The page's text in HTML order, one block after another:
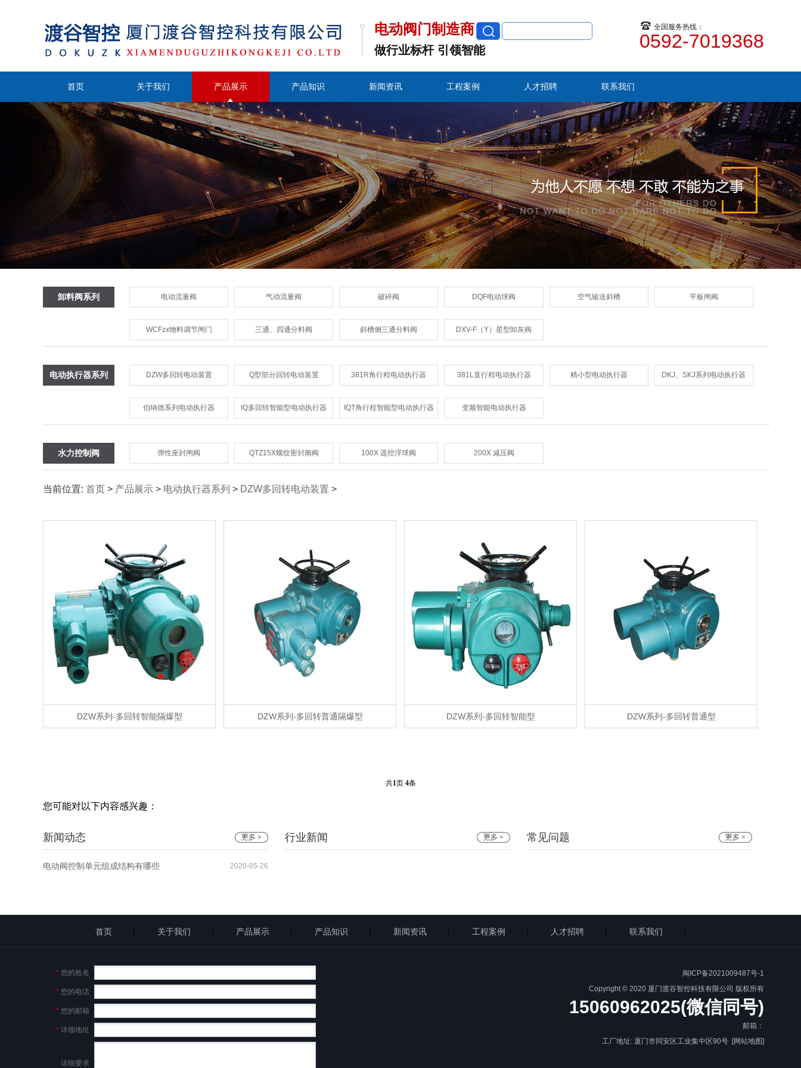
电动阀门制造商
做行业标杆 引领智能
全国服务热线：
0592-7019368
首页 关于我们 产品展示 产品知识 新闻资讯 工程案例 人才招聘 联系我们
卸料阀系列 电动流量阀 气动流量阀 破碎阀 DQF电动球阀 空气输送斜槽 平板闸阀
WCFzx物料调节闸门 三通、四通分料阀 斜槽侧三通分料阀 DXV-F（Y）星型卸灰阀
电动执行器系列 DZW多回转电动装置 Q型部分回转电动装置 381R角行程电动执行器 381L直行程电动执行器 精小型电动执行器 DKJ、SKJ系列电动执行器
伯纳德系列电动执行器 IQ多回转智能型电动执行器 IQT角行程智能型电动执行器 变频智能电动执行器
水力控制阀 弹性座封闸阀 QTZ15X螺纹密封阐阀 100X 遥控浮球阀 200X 减压阀
当前位置: 首页 > 产品展示 > 电动执行器系列 > DZW多回转电动装置 >
DZW系列-多回转智能隔爆型 DZW系列-多回转普通隔爆型 DZW系列-多回转智能型 DZW系列-多回转普通型
共1页 4条
您可能对以下内容感兴趣：
新闻动态
电动阀控制单元组成结构有哪些 2020-05-26
行业新闻 常见问题
首页 关于我们 产品展示 产品知识 新闻资讯 工程案例 人才招聘 联系我们
* 您的姓名
* 您的电话
* 您的邮箱
* 详细地址
详细要求
闽ICP备2021009487号-1
Copyright © 2020 厦门渡谷智控科技有限公司 版权所有
15060962025(微信同号)
邮箱：
工厂地址: 厦门市同安区工业集中区90号 [网站地图]